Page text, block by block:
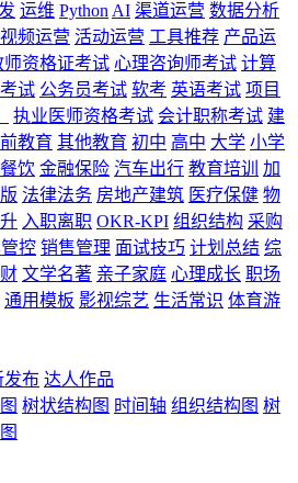
运维 Python AI 渠道运营 数据分析
频运营 活动运营 工具推荐 产品运
师资格证考试 心理咨询师考试 计算
试 公务员考试 软考 英语考试 项目
执业医师资格考试 会计职称考试 建
教育 其他教育 初中 高中 大学 小学
饮 金融保险 汽车出行 教育培训
加
法律法务 房地产建筑 医疗保健 物
入职离职 OKR-KPI 组织结构 采购
控 销售管理 面试技巧 计划总结 综
文学名著 亲子家庭 心理成长 职场
通用模板 影视综艺 生活常识 体育游
发布 达人作品
树状结构图 时间轴 组织结构图 树